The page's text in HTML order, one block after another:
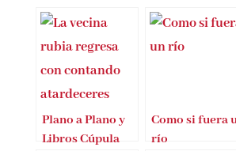
Entradas Relacionadas
Plano a Plano y
Como si fuera un